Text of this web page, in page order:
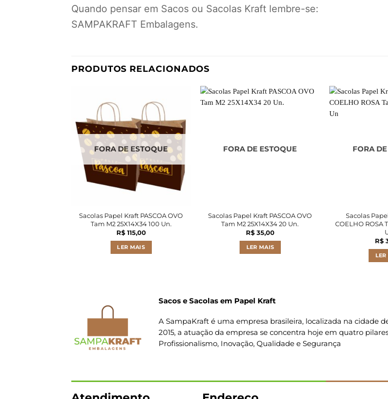
Quando pensar em Sacos ou Sacolas Kraft lembre-se:
SAMPAKRAFT Embalagens.
PRODUTOS RELACIONADOS
FORA DE ESTOQUE
Sacolas Papel Kraft PASCOA OVO
Tam M2 25X14X34 100 Un.
R$115,00
LER MAIS
FORA DE ESTOQUE
Sacolas Papel Kraft PASCOA OVO
Tam M2 25X14X34 20 Un.
R$35,00
LER MAIS
FORA
Sacolas
COELHO ROSA
R$
Sacos e Sacolas em Papel Kraft
A SampaKraft é uma empresa brasileira, localizada na cidade
2015, a atuação da empresa se concentra hoje em quatro
Profissionalismo, Inovação, Qualidade e Segurança